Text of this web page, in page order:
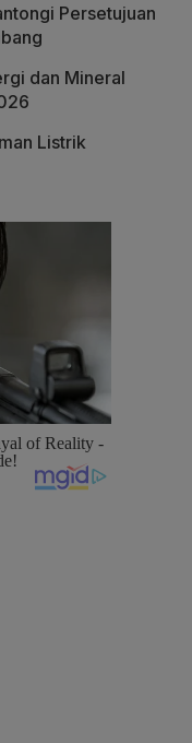
Persetujuan
dan Mineral
Listrik